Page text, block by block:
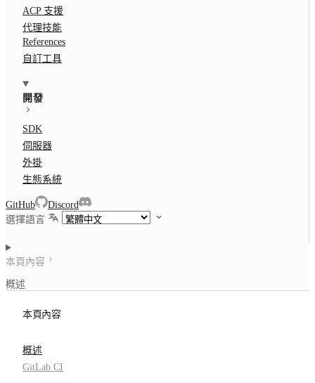
ACP 支援
代理技能
References
自訂工具
開發
SDK
伺服器
外掛
生態系統
GitHub
Discord
選擇語言
本頁內容
概述
本頁內容
概述
GitLab CI